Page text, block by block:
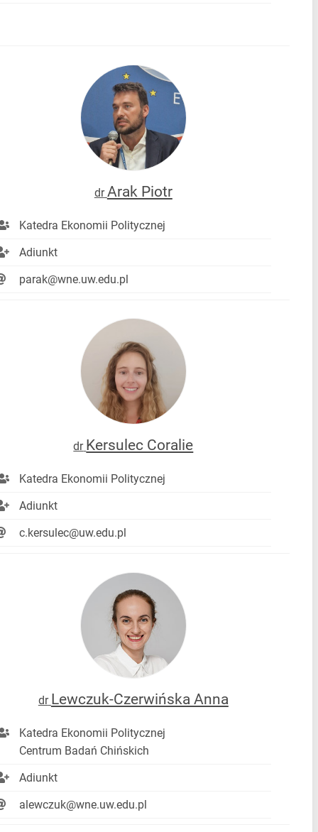
dr Arak Piotr
Katedra Ekonomii Politycznej
Adiunkt
parak@wne.uw.edu.pl
dr Kersulec Coralie
Katedra Ekonomii Politycznej
Adiunkt
c.kersulec@uw.edu.pl
dr Lewczuk-Czerwińska Anna
Katedra Ekonomii Politycznej
Centrum Badań Chińskich
Adiunkt
alewczuk@wne.uw.edu.pl